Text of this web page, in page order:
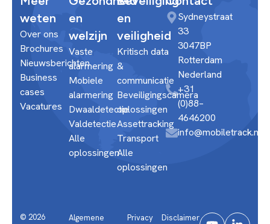
weten
Over ons
Brochures
Nieuwsberichten
Business
cases
Vacatures
en
welzijn
Vaste
alarmering
Mobiele
alarmering
Dwaaldetectie
Valdetectie
Alle
oplossingen
en
veiligheid
Kritisch data
&
communicatie
Beveiligingscamera
oplossingen
Assettracking
Transport
Alle
oplossingen
Sydneystraat
33
3047BP
Rotterdam
Nederland
+31
(0)88–
4646200
info@mobiletrack.nl
© 2026
Algemene
Privacy
Disclaimer